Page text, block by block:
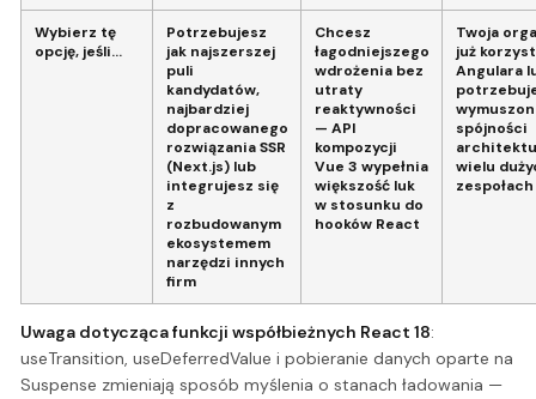
Wybierz tę
opcję, jeśli…
Potrzebujesz
jak najszerszej
puli
kandydatów,
najbardziej
dopracowanego
rozwiązania SSR
(Next.js) lub
integrujesz się
z
rozbudowanym
ekosystemem
narzędzi innych
firm
Chcesz
łagodniejszego
wdrożenia bez
utraty
reaktywności
— API
kompozycji
Vue 3 wypełnia
większość luk
w stosunku do
hooków React
Twoja
już
Angulara
spójności
wielu
zespołach
Uwaga dotycząca funkcji współbieżnych React 18:
useTransition, useDeferredValue i pobieranie danych oparte na
Suspense zmieniają sposób myślenia o stanach ładowania —